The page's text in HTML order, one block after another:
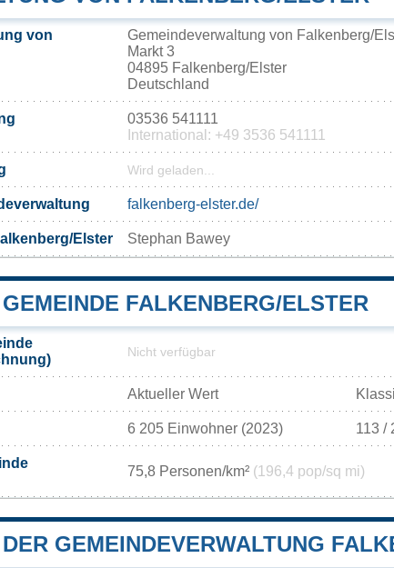
von
Gemeindeverwaltung von Falkenberg/
Markt 3
04895 Falkenberg/Elster
Deutschland
03536 541111
International: +49 3536 541111
Wird geladen...
falkenberg-elster.de/
Elster Stephan Bawey
FALKENBERG/ELSTER
Nicht verfügbar
Aktueller Wert
6 205 Einwohner (2023) 113 /
75,8 Personen/km² (196,4 pop/sq mi)
GEMEINDEVERWALTUNG